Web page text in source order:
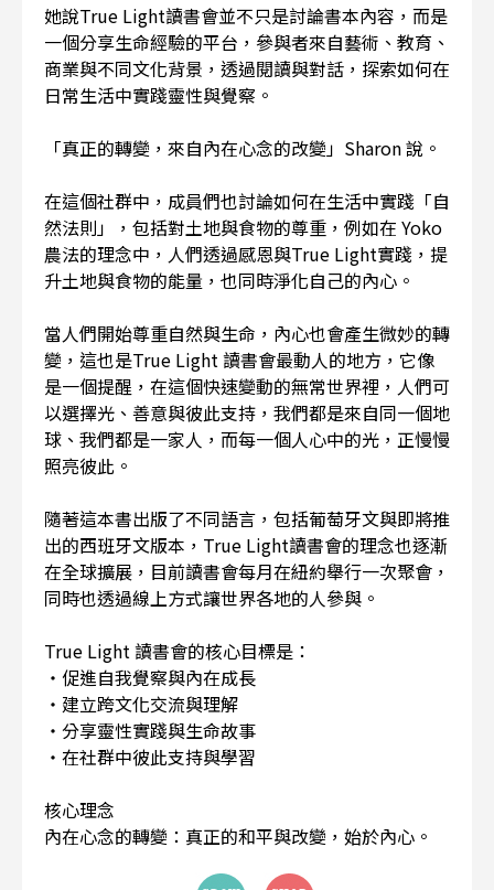
她說True Light讀書會並不只是討論書本內容，而是
一個分享生命經驗的平台，參與者來自藝術、教育、
商業與不同文化背景，透過閱讀與對話，探索如何在
日常生活中實踐靈性與覺察。
「真正的轉變，來自內在心念的改變」Sharon 說。
在這個社群中，成員們也討論如何在生活中實踐「自
然法則」，包括對土地與食物的尊重，例如在 Yoko
農法的理念中，人們透過感恩與True Light實踐，提
升土地與食物的能量，也同時淨化自己的內心。
當人們開始尊重自然與生命，內心也會產生微妙的轉
變，這也是True Light 讀書會最動人的地方，它像
是一個提醒，在這個快速變動的無常世界裡，人們可
以選擇光、善意與彼此支持，我們都是來自同一個地
球、我們都是一家人，而每一個人心中的光，正慢慢
照亮彼此。
隨著這本書出版了不同語言，包括葡萄牙文與即將推
出的西班牙文版本，True Light讀書會的理念也逐漸
在全球擴展，目前讀書會每月在紐約舉行一次聚會，
同時也透過線上方式讓世界各地的人參與。
True Light 讀書會的核心目標是：
・促進自我覺察與內在成長
・建立跨文化交流與理解
・分享靈性實踐與生命故事
・在社群中彼此支持與學習
核心理念
內在心念的轉變：真正的和平與改變，始於內心。